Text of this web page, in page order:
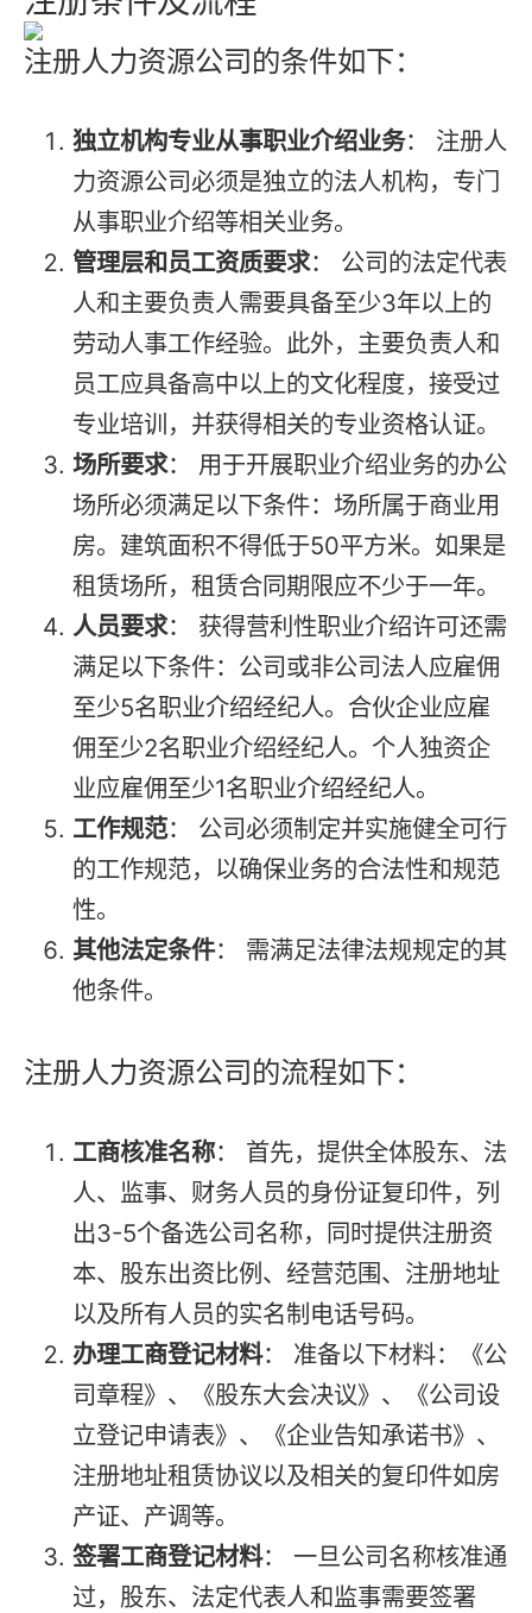
注册人力资源公司的条件如下：
独立机构专业从事职业介绍业务： 注册人
力资源公司必须是独立的法人机构，专门
从事职业介绍等相关业务。
管理层和员工资质要求： 公司的法定代表
人和主要负责人需要具备至少3年以上的
劳动人事工作经验。此外，主要负责人和
员工应具备高中以上的文化程度，接受过
专业培训，并获得相关的专业资格认证。
场所要求： 用于开展职业介绍业务的办公
场所必须满足以下条件：场所属于商业用
房。建筑面积不得低于50平方米。如果是
租赁场所，租赁合同期限应不少于一年。
人员要求： 获得营利性职业介绍许可还需
满足以下条件：公司或非公司法人应雇佣
至少5名职业介绍经纪人。合伙企业应雇
佣至少2名职业介绍经纪人。个人独资企
业应雇佣至少1名职业介绍经纪人。
工作规范： 公司必须制定并实施健全可行
的工作规范，以确保业务的合法性和规范
性。
其他法定条件： 需满足法律法规规定的其
他条件。
注册人力资源公司的流程如下：
工商核准名称： 首先，提供全体股东、法
人、监事、财务人员的身份证复印件，列
出3-5个备选公司名称，同时提供注册资
本、股东出资比例、经营范围、注册地址
以及所有人员的实名制电话号码。
办理工商登记材料： 准备以下材料：《公
司章程》、《股东大会决议》、《公司设
立登记申请表》、《企业告知承诺书》、
注册地址租赁协议以及相关的复印件如房
产证、产调等。
签署工商登记材料： 一旦公司名称核准通
过，股东、法定代表人和监事需要签署